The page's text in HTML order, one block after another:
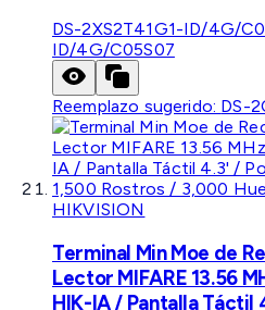
DS-2XS2T41G1-ID/4G/
ID/4G/C05S07
Reemplazo sugerido: DS-
HIKVISION
Terminal Min Moe de
Lector MIFARE 13.56
HIK-IA / Pantalla Táctil